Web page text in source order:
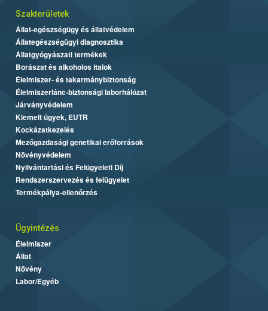
Szakterületek
Állat-egészségügy és állatvédelem
Állategészségügyi diagnosztika
Állatgyógyászati termékek
Borászat és alkoholos italok
Élelmiszer- és takarmánybiztonság
Élelmiszerlánc-biztonsági laborhálózat
Járványvédelem
Kiemelt ügyek, EUTR
Kockázatkezelés
Mezőgazdasági genetikai erőforrások
Növényvédelem
Nyilvántartási és Felügyeleti Díj
Rendszerszervezés és felügyelet
Termékpálya-ellenőrzés
Ügyintézés
Élelmiszer
Állat
Növény
Labor/Egyéb